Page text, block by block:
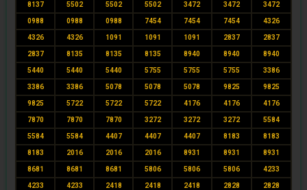
8137 5502 5502 5502 3472 3472 3472
0988 0988 0988 7454 7454 7454 4326
4326 4326 1091 1091 1091 2837 2837
2837 8135 8135 8135 8940 8940 8940
5440 5440 5440 5755 5755 5755 3386
3386 3386 5078 5078 5078 9825 9825
9825 5722 5722 5722 4176 4176 4176
7870 7870 7870 3272 3272 3272 5584
5584 5584 4407 4407 4407 8183 8183
8183 2016 2016 2016 8931 8931 8931
8681 8681 8681 5806 5806 5806 4233
4233 4233 2418 2418 2418 2828 2828